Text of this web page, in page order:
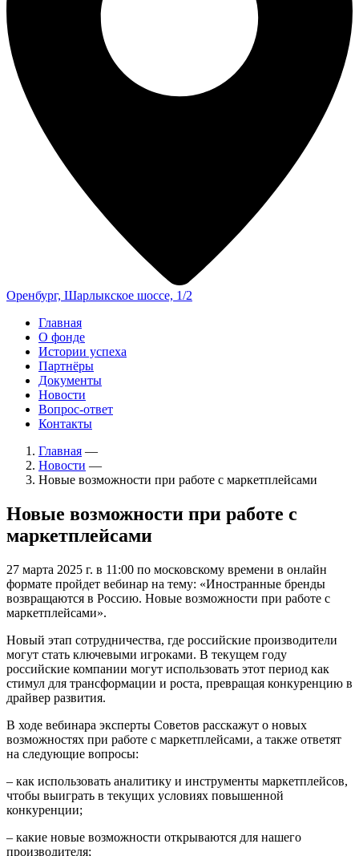
Оренбург, Шарлыкское шоссе, 1/2
Главная
О фонде
Истории успеха
Партнёры
Документы
Новости
Вопрос-ответ
Контакты
Главная —
Новости —
Новые возможности при работе с маркетплейсами
Новые возможности при работе с
маркетплейсами
27 марта 2025 г. в 11:00 по московскому времени в онлайн
формате пройдет вебинар на тему: «Иностранные бренды
возвращаются в Россию. Новые возможности при работе с
маркетплейсами».
Новый этап сотрудничества, где российские производители
могут стать ключевыми игроками. В текущем году
российские компании могут использовать этот период как
стимул для трансформации и роста, превращая конкуренцию в
драйвер развития.
В ходе вебинара эксперты Советов расскажут о новых
возможностях при работе с маркетплейсами, а также ответят
на следующие вопросы:
– как использовать аналитику и инструменты маркетплейсов,
чтобы выиграть в текущих условиях повышенной
конкуренции;
– какие новые возможности открываются для нашего
производителя;